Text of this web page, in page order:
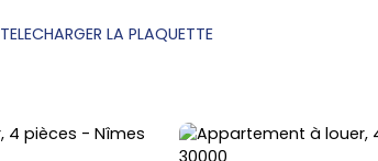
TELECHARGER LA PLAQUETTE